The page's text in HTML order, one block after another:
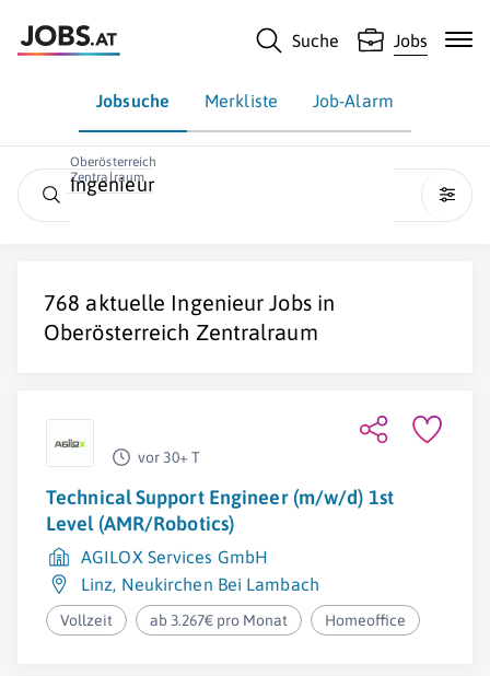
Suche Jobs
Jobsuche Merkliste Job-Alarm
Oberösterreich
Zentralraum
Ingenieur
768 aktuelle Ingenieur Jobs in
Oberösterreich Zentralraum
vor 30+ T
Technical Support Engineer (m/w/d) 1st
Level (AMR/Robotics)
AGILOX Services GmbH
Linz, Neukirchen Bei Lambach
Vollzeit ab 3.267€ pro Monat Homeoffice